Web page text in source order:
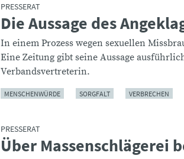
PRESSERAT
:Die Aussage des
In einem Prozess wegen sexuellen
Eine Zeitung gibt seine Aussage
Verbandsvertreterin.
MENSCHENWÜRDE SORGFALT VERBRECHEN
PRESSERAT
:Über Massenschlägerei